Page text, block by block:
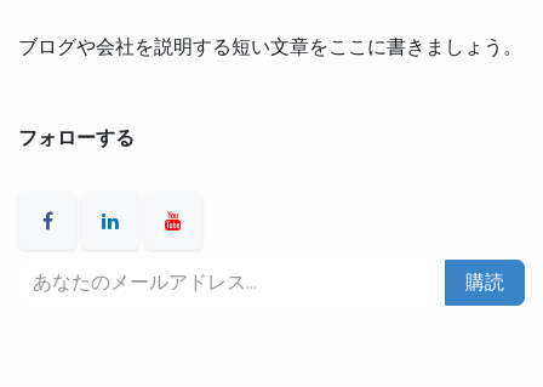
ブログや会社を説明する短い文章をここに書きましょう。
フォローする
購読